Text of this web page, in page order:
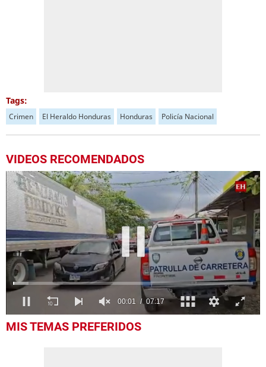
Tags:
Crimen El Heraldo Honduras Honduras Policía Nacional
VIDEOS RECOMENDADOS
of
MIS TEMAS PREFERIDOS